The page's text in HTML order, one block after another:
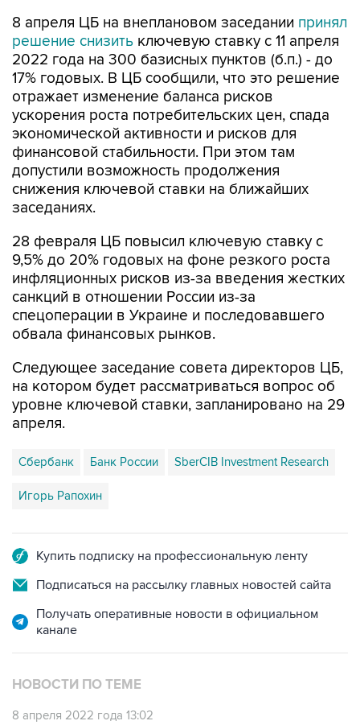
8 апреля ЦБ на внеплановом заседании принял
решение снизить ключевую ставку с 11 апреля
2022 года на 300 базисных пунктов (б.п.) - до
17% годовых. В ЦБ сообщили, что это решение
отражает изменение баланса рисков
ускорения роста потребительских цен, спада
экономической активности и рисков для
финансовой стабильности. При этом там
допустили возможность продолжения
снижения ключевой ставки на ближайших
заседаниях.
28 февраля ЦБ повысил ключевую ставку c
9,5% до 20% годовых на фоне резкого роста
инфляционных рисков из-за введения жестких
санкций в отношении России из-за
спецоперации в Украине и последовавшего
обвала финансовых рынков.
Следующее заседание совета директоров ЦБ,
на котором будет рассматриваться вопрос об
уровне ключевой ставки, запланировано на 29
апреля.
Сбербанк Банк России SberCIB Investment Research
Игорь Рапохин
Купить подписку на профессиональную ленту
Подписаться на рассылку главных новостей сайта
Получать оперативные новости в официальном
канале
НОВОСТИ ПО ТЕМЕ
8 апреля 2022 года 13:02